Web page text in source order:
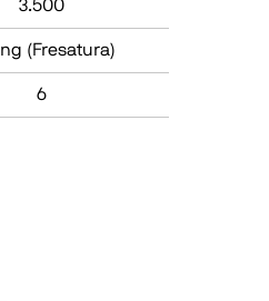
3.500
(Fresatura)
6